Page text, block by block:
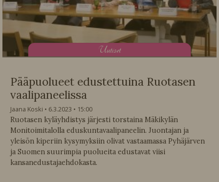
Uutiset
Pääpuolueet edustettuina Ruotasen
vaalipaneelissa
Jaana Koski 6.3.2023
15:00
Ruotasen kyläyhdistys järjesti torstaina Mäkikylän
Monitoimitalolla eduskuntavaalipaneelin. Juontajan ja
yleisön kiperiin kysymyksiin olivat vastaamassa Pyhäjärven
ja Suomen suurimpia puolueita edustavat viisi
kansanedustajaehdokasta.